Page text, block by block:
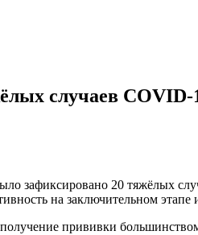
случаев COVID-
зафиксировано 20 тяжёлых
на заключительном этапе
прививки